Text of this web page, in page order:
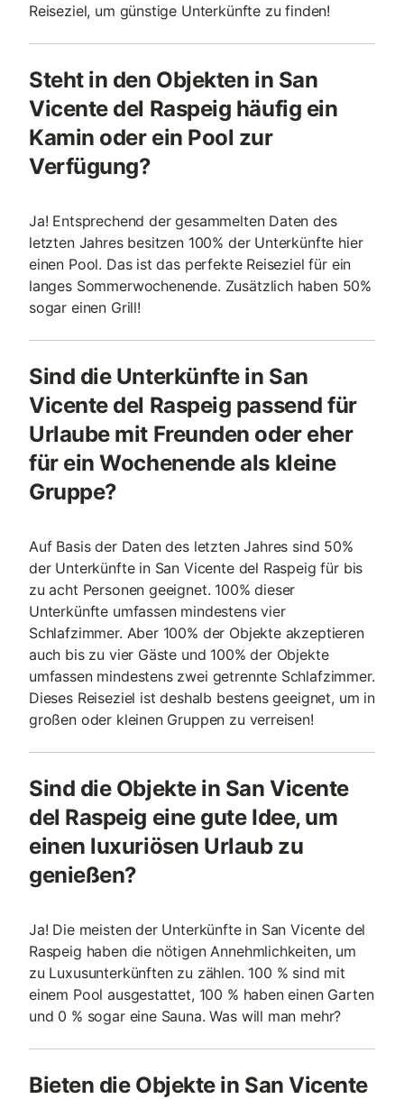
Reiseziel, um günstige Unterkünfte zu finden!
Steht in den Objekten in San
Vicente del Raspeig häufig ein
Kamin oder ein Pool zur
Verfügung?
Ja! Entsprechend der gesammelten Daten des
letzten Jahres besitzen 100% der Unterkünfte hier
einen Pool. Das ist das perfekte Reiseziel für ein
langes Sommerwochenende. Zusätzlich haben 50%
sogar einen Grill!
Sind die Unterkünfte in San
Vicente del Raspeig passend für
Urlaube mit Freunden oder eher
für ein Wochenende als kleine
Gruppe?
Auf Basis der Daten des letzten Jahres sind 50%
der Unterkünfte in San Vicente del Raspeig für bis
zu acht Personen geeignet. 100% dieser
Unterkünfte umfassen mindestens vier
Schlafzimmer. Aber 100% der Objekte akzeptieren
auch bis zu vier Gäste und 100% der Objekte
umfassen mindestens zwei getrennte Schlafzimmer.
Dieses Reiseziel ist deshalb bestens geeignet, um in
großen oder kleinen Gruppen zu verreisen!
Sind die Objekte in San Vicente
del Raspeig eine gute Idee, um
einen luxuriösen Urlaub zu
genießen?
Ja! Die meisten der Unterkünfte in San Vicente del
Raspeig haben die nötigen Annehmlichkeiten, um
zu Luxusunterkünften zu zählen. 100 % sind mit
einem Pool ausgestattet, 100 % haben einen Garten
und 0 % sogar eine Sauna. Was will man mehr?
Bieten die Objekte in San Vicente